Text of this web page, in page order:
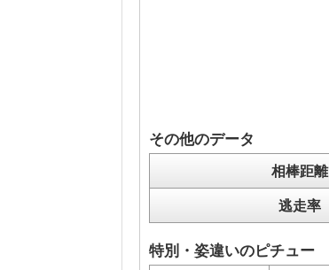
その他のデータ
相棒距離
逃走率
特別・姿違いのピチュー